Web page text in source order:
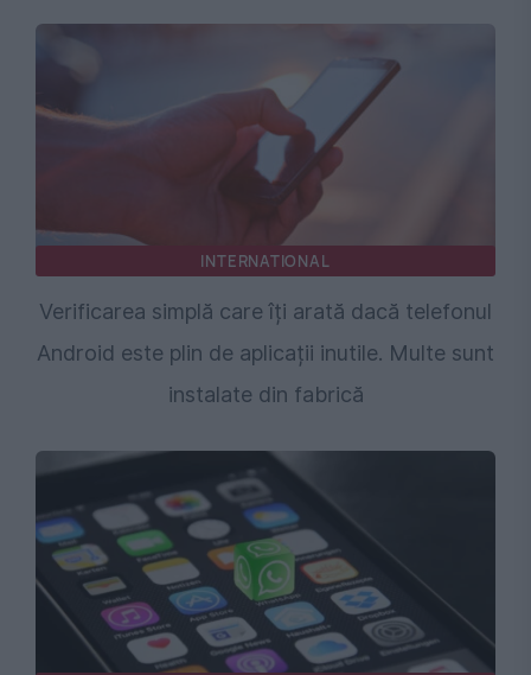
INTERNATIONAL
Verificarea simplă care îți arată dacă telefonul
Android este plin de aplicații inutile. Multe sunt
instalate din fabrică